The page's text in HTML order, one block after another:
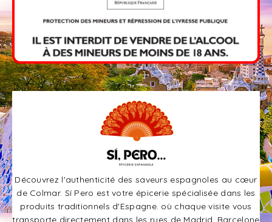
Découvrez l'authenticité des saveurs espagnoles au cœur
de Colmar. Sí Pero est votre épicerie spécialisée dans les
produits traditionnels d'Espagne. où chaque visite vous
transporte directement dans les rues de Madrid, Barcelone